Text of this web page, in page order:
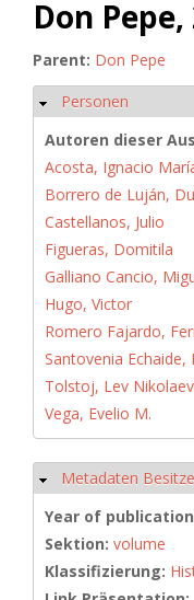
Don
Parent: Don Pepe
Hide
Personen
Autoren dieser
Acosta, Ignacio
Borrero de Luján,
Castellanos, Julio
Figueras, Domitila
Galliano Cancio,
Hugo, Victor
Romero Fajardo,
Santovenia Echaide,
Tolstoj, Lev
Vega, Evelio M.
Hide
Metadaten
Year of
Sektion: volume
Klassifizierung: